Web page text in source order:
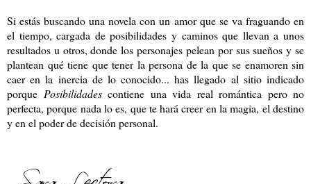
Si estás buscando una novela con un amor que se va fraguando en
el tiempo, cargada de posibilidades y caminos que llevan a unos
resultados u otros, donde los personajes pelean por sus sueños y se
plantean qué tiene que tener la persona de la que se enamoren sin
caer en la inercia de lo conocido... has llegado al sitio indicado
porque Posibilidades contiene una vida real romántica pero no
perfecta, porque nada lo es, que te hará creer en la magia, el destino
y en el poder de decisión personal.